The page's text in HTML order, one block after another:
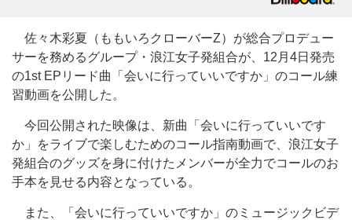
佐々木彩夏（ももいろクローバーZ）が総合プロデュー
サーを務めるグループ・浪江女子発組合が、12月4日発売
の1st EPリード曲「会いに行っていいですか」のコール練
習動画を公開した。
今回公開された映像は、新曲「会いに行っていいです
か」をライブで楽しむためのコール指南動画で、浪江女子
発組合のグッズを身に付けたメンバーが全力でコールのお
手本を見せる内容となっている。
また、「会いに行っていいですか」のミュージックビデ